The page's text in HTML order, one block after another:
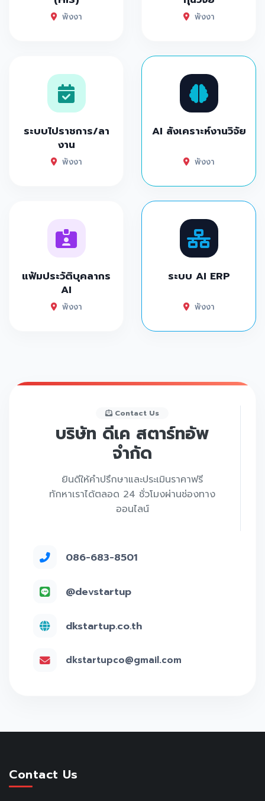
พังงา พังงา
ระบบไปราชการ/ลา
งาน
พังงา
AI สังเคราะห์งานวิจัย
พังงา
แฟ้มประวัติบุคลากร
AI
พังงา
ระบบ AI ERP
พังงา
Contact Us
บริษัท ดีเค สตาร์ทอัพ
จำกัด
ยินดีให้คำปรึกษาและประเมินราคาฟรี
ทักหาเราได้ตลอด 24 ชั่วโมงผ่านช่องทาง
ออนไลน์
086-683-8501
@devstartup
dkstartup.co.th
dkstartupco@gmail.com
Contact Us